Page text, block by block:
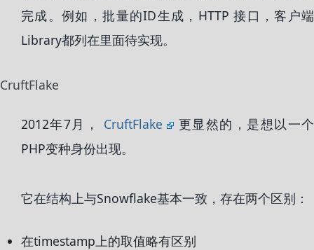
完成。例如，批量的ID生成，HTTP 接口，客户端
Library都列在里面待实现。
CruftFlake
2012年7月， CruftFlake
更显然的，是想以一个
PHP变种身份出现。
它在结构上与Snowflake基本一致，存在两个区别：
在timestamp上的取值略有区别